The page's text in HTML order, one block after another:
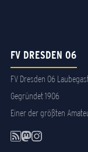
FV DRESDEN 06
FV Dresden 06
Gegründet 1906
Einer der größten